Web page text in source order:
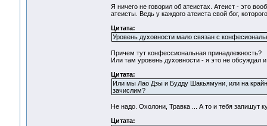
Я ничего не говорил об атеистах. Атеист - это
атеисты. Ведь у каждого атеиста свой бог,
Цитата:
Уровень духовности мало связан с
Причем тут конфессиональная принадлежность?
Или там уровень духовности - я это не обсуждал
Цитата:
Или мы Лао Дзы и Будду Шакьямуни, или на
зачислим?
Не надо. Охолони, Травка ... А то и тебя запишут
Цитата: